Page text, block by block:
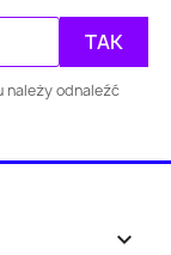
Częstochowa
należy odnaleźć
